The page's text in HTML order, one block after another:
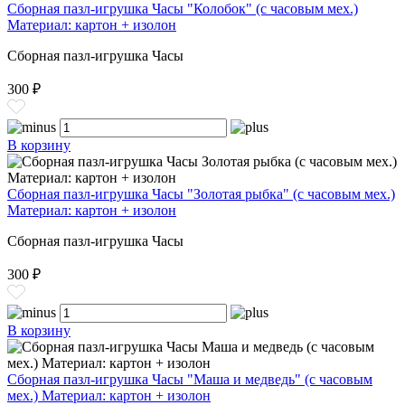
Сборная пазл-игрушка Часы "Колобок" (с часовым мех.)
Материал: картон + изолон
Сборная пазл-игрушка Часы
300 ₽
В корзину
Сборная пазл-игрушка Часы "Золотая рыбка" (с часовым мех.)
Материал: картон + изолон
Сборная пазл-игрушка Часы
300 ₽
В корзину
Сборная пазл-игрушка Часы "Маша и медведь" (с часовым
мех.) Материал: картон + изолон